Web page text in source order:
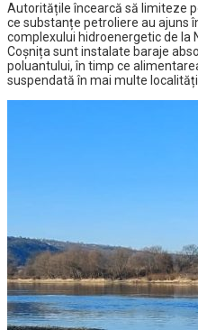
Autoritățile încearcă să limiteze
ce substanțe petroliere au ajuns
complexului hidroenergetic de la
Coșnița sunt instalate baraje
poluantului, în timp ce
suspendată în mai multe localități